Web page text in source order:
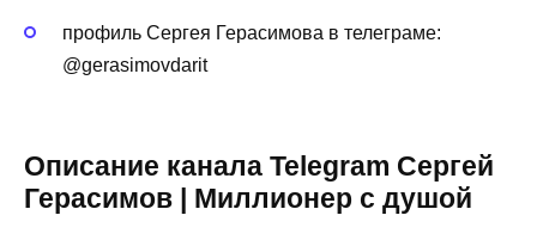
профиль Сергея Герасимова в телеграме:
@gerasimovdarit
Описание канала Telegram Сергей
Герасимов | Миллионер с душой